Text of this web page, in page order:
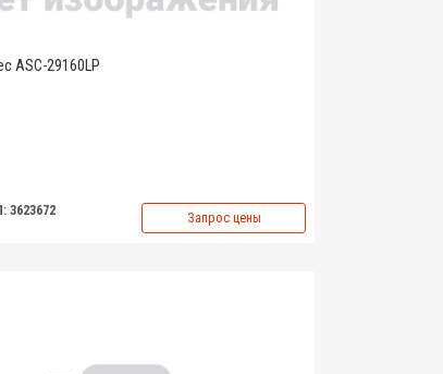
ASC-29160LP
3623672 Запрос цены